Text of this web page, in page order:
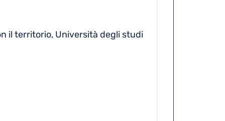
il territorio, Università degli studi